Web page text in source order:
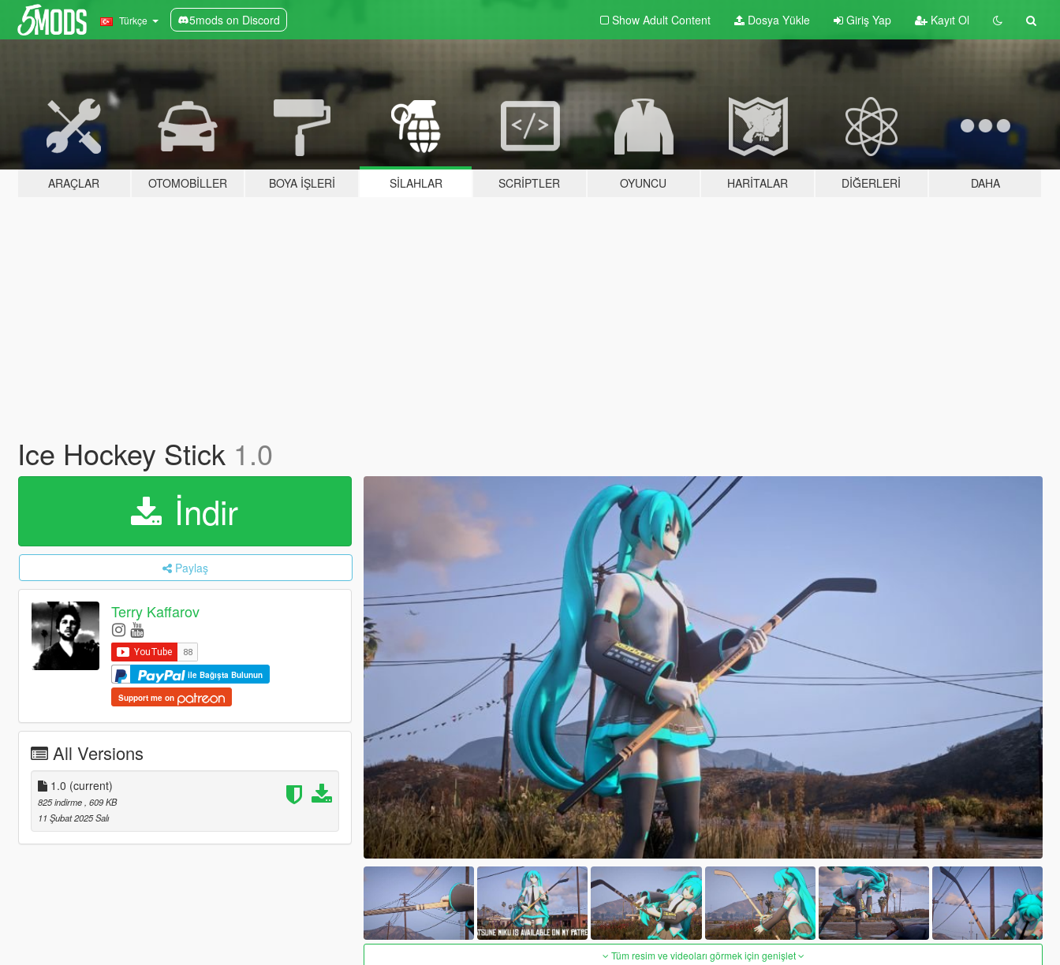
Türkçe 5mods on Discord Show Adult Content Dosya Yükle Giriş Yap Kayıt Ol
ARAÇLAR OTOMOBILLER BOYA İŞLERI SILAHLAR SCRIPTLER OYUNCU HARITALAR DIĞERLERI DAHA
Ice Hockey Stick 1.0
İndir
Paylaş
Terry Kaffarov
ile Bağışta Bulunun
Support me on
All Versions
1.0 (current)
825 indirme, 609 KB
11 Şubat 2025 Salı
Tüm resim ve videoları görmek için genişlet